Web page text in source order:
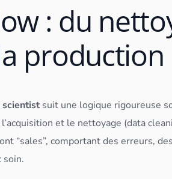
: du
production
suit une logique rigoureuse
et le nettoyage (data
“sales”, comportant des erreurs,
soin.